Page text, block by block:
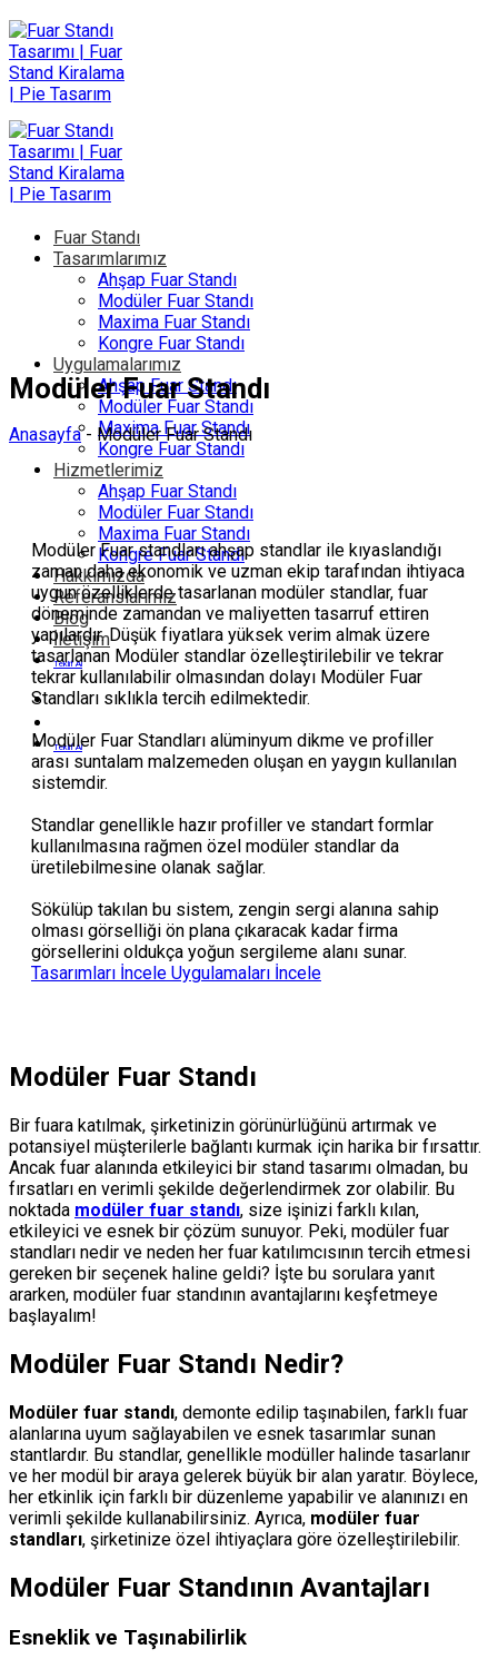
İçeriğe
atla
Fuar Standı
Tasarımlarımız
Ahşap Fuar Standı
Modüler Fuar Standı
Maxima Fuar Standı
Kongre Fuar Standı
Uygulamalarımız
Ahşap Fuar Standı
Modüler Fuar Standı
Maxima Fuar Standı
Kongre Fuar Standı
Hizmetlerimiz
Ahşap Fuar Standı
Modüler Fuar Standı
Maxima Fuar Standı
Kongre Fuar Standı
Hakkımızda
Referanslarımız
Blog
İletişim
Teklif Al
Teklif Al
Modüler Fuar Standı
Anasayfa- Modüler Fuar Standı
Modüler Fuar standları ahşap standlar ile kıyaslandığı
zaman daha ekonomik ve uzman ekip tarafından ihtiyaca
uygun özelliklerde tasarlanan modüler standlar, fuar
döneminde zamandan ve maliyetten tasarruf ettiren
yapılardır. Düşük fiyatlara yüksek verim almak üzere
tasarlanan Modüler standlar özelleştirilebilir ve tekrar
tekrar kullanılabilir olmasından dolayı Modüler Fuar
Standları sıklıkla tercih edilmektedir.
Modüler Fuar Standları alüminyum dikme ve profiller
arası suntalam malzemeden oluşan en yaygın kullanılan
sistemdir.
Standlar genellikle hazır profiller ve standart formlar
kullanılmasına rağmen özel modüler standlar da
üretilebilmesine olanak sağlar.
Sökülüp takılan bu sistem, zengin sergi alanına sahip
olması görselliği ön plana çıkaracak kadar firma
görsellerini oldukça yoğun sergileme alanı sunar.
Tasarımları İncele Uygulamaları İncele
Modüler Fuar Standı
Bir fuara katılmak, şirketinizin görünürlüğünü artırmak ve
potansiyel müşterilerle bağlantı kurmak için harika bir fırsattır.
Ancak fuar alanında etkileyici bir stand tasarımı olmadan, bu
fırsatları en verimli şekilde değerlendirmek zor olabilir. Bu
noktada modüler fuar standı, size işinizi farklı kılan,
etkileyici ve esnek bir çözüm sunuyor. Peki, modüler fuar
standları nedir ve neden her fuar katılımcısının tercih etmesi
gereken bir seçenek haline geldi? İşte bu sorulara yanıt
ararken, modüler fuar standının avantajlarını keşfetmeye
başlayalım!
Modüler Fuar Standı Nedir?
Modüler fuar standı, demonte edilip taşınabilen, farklı fuar
alanlarına uyum sağlayabilen ve esnek tasarımlar sunan
stantlardır. Bu standlar, genellikle modüller halinde tasarlanır
ve her modül bir araya gelerek büyük bir alan yaratır. Böylece,
her etkinlik için farklı bir düzenleme yapabilir ve alanınızı en
verimli şekilde kullanabilirsiniz. Ayrıca, modüler fuar
standları, şirketinize özel ihtiyaçlara göre özelleştirilebilir.
Modüler Fuar Standının Avantajları
Esneklik ve Taşınabilirlik